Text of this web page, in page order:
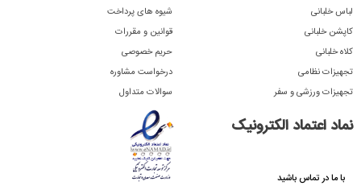
لباس خلبانی
کاپشن خلبانی
کلاه خلبانی
تجهیزات نظامی
تجهیزات ورزشی و سفر
شیوه های پرداخت
قوانین و مقررات
حریم خصوصی
درخواست مشاوره
سوالات متداول
نماد اعتماد الکترونیک
با ما در تماس باشید